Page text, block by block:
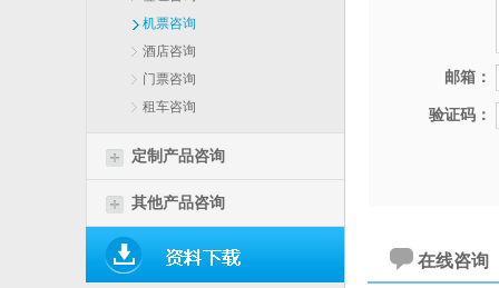
机票咨询
酒店咨询
门票咨询
租车咨询
定制产品咨询
其他产品咨询
邮箱：
验证码：
在线咨询